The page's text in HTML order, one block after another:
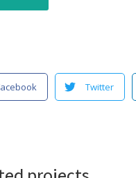
Twitter